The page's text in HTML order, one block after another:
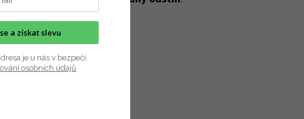
a získat slevu
je u nás v bezpečí.
osobních údajů